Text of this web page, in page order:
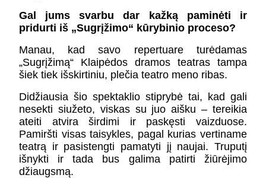
Gal jums svarbu dar kažką paminėti ir
pridurti iš „Sugrįžimo“ kūrybinio proceso?
Manau, kad savo repertuare turėdamas
„Sugrįžimą“ Klaipėdos dramos teatras tampa
šiek tiek išskirtiniu, plečia teatro meno ribas.
Didžiausia šio spektaklio stiprybė tai, kad gali
nesekti siužeto, viskas su juo aišku – tereikia
ateiti atvira širdimi ir paskęsti vaizduose.
Pamiršti visas taisykles, pagal kurias vertiname
teatrą ir pasistengti pamatyti jį naujai. Truputį
išnykti ir tada bus galima patirti žiūrėjimo
džiaugsmą.